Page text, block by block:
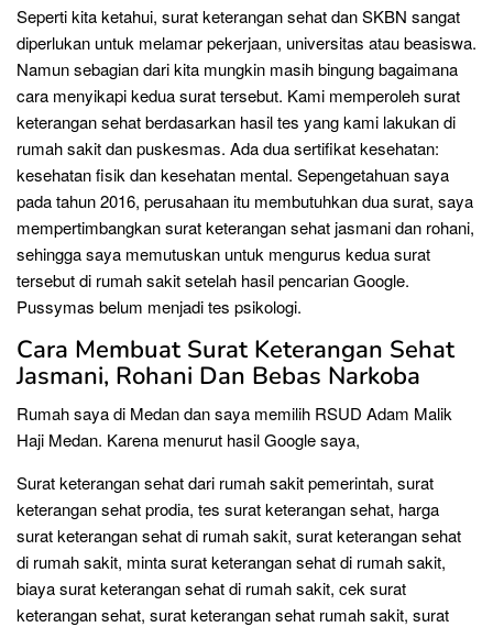
Seperti kita ketahui, surat keterangan sehat dan SKBN sangat
diperlukan untuk melamar pekerjaan, universitas atau beasiswa.
Namun sebagian dari kita mungkin masih bingung bagaimana
cara menyikapi kedua surat tersebut. Kami memperoleh surat
keterangan sehat berdasarkan hasil tes yang kami lakukan di
rumah sakit dan puskesmas. Ada dua sertifikat kesehatan:
kesehatan fisik dan kesehatan mental. Sepengetahuan saya
pada tahun 2016, perusahaan itu membutuhkan dua surat, saya
mempertimbangkan surat keterangan sehat jasmani dan rohani,
sehingga saya memutuskan untuk mengurus kedua surat
tersebut di rumah sakit setelah hasil pencarian Google.
Pussymas belum menjadi tes psikologi.
Cara Membuat Surat Keterangan Sehat
Jasmani, Rohani Dan Bebas Narkoba
Rumah saya di Medan dan saya memilih RSUD Adam Malik
Haji Medan. Karena menurut hasil Google saya,
Surat keterangan sehat dari rumah sakit pemerintah, surat
keterangan sehat prodia, tes surat keterangan sehat, harga
surat keterangan sehat di rumah sakit, surat keterangan sehat
di rumah sakit, minta surat keterangan sehat di rumah sakit,
biaya surat keterangan sehat di rumah sakit, cek surat
keterangan sehat, surat keterangan sehat rumah sakit, surat